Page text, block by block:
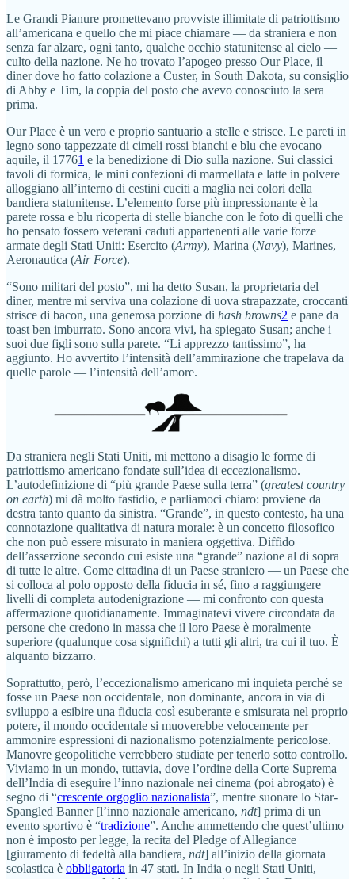
Le Grandi Pianure promettevano provviste illimitate di patriottismo
all’americana e quello che mi piace chiamare — da straniera e non
senza far alzare, ogni tanto, qualche occhio statunitense al cielo —
culto della nazione. Ne ho trovato l’apogeo presso Our Place, il
diner dove ho fatto colazione a Custer, in South Dakota, su consiglio
di Abby e Tim, la coppia del posto che avevo conosciuto la sera
prima.
Our Place è un vero e proprio santuario a stelle e strisce. Le pareti in
legno sono tappezzate di cimeli rossi bianchi e blu che evocano
aquile, il 17761 e la benedizione di Dio sulla nazione. Sui classici
tavoli di formica, le mini confezioni di marmellata e latte in polvere
alloggiano all’interno di cestini cuciti a maglia nei colori della
bandiera statunitense. L’elemento forse più impressionante è la
parete rossa e blu ricoperta di stelle bianche con le foto di quelli che
ho pensato fossero veterani caduti appartenenti alle varie forze
armate degli Stati Uniti: Esercito (Army), Marina (Navy), Marines,
Aeronautica (Air Force).
“Sono militari del posto”, mi ha detto Susan, la proprietaria del
diner, mentre mi serviva una colazione di uova strapazzate, croccanti
strisce di bacon, una generosa porzione di hash browns2 e pane da
toast ben imburrato. Sono ancora vivi, ha spiegato Susan; anche i
suoi due figli sono sulla parete. “Li apprezzo tantissimo”, ha
aggiunto. Ho avvertito l’intensità dell’ammirazione che trapelava da
quelle parole — l’intensità dell’amore.
Da straniera negli Stati Uniti, mi mettono a disagio le forme di
patriottismo americano fondate sull’idea di eccezionalismo.
L’autodefinizione di “più grande Paese sulla terra” (greatest country
on earth) mi dà molto fastidio, e parliamoci chiaro: proviene da
destra tanto quanto da sinistra. “Grande”, in questo contesto, ha una
connotazione qualitativa di natura morale: è un concetto filosofico
che non può essere misurato in maniera oggettiva. Diffido
dell’asserzione secondo cui esiste una “grande” nazione al di sopra
di tutte le altre. Come cittadina di un Paese straniero — un Paese che
si colloca al polo opposto della fiducia in sé, fino a raggiungere
livelli di completa autodenigrazione — mi confronto con questa
affermazione quotidianamente. Immaginatevi vivere circondata da
persone che credono in massa che il loro Paese è moralmente
superiore (qualunque cosa significhi) a tutti gli altri, tra cui il tuo. È
alquanto bizzarro.
Soprattutto, però, l’eccezionalismo americano mi inquieta perché se
fosse un Paese non occidentale, non dominante, ancora in via di
sviluppo a esibire una fiducia così esuberante e smisurata nel proprio
potere, il mondo occidentale si muoverebbe velocemente per
ammonire espressioni di nazionalismo potenzialmente pericolose.
Manovre geopolitiche verrebbero studiate per tenerlo sotto controllo.
Viviamo in un mondo, tuttavia, dove l’ordine della Corte Suprema
dell’India di eseguire l’inno nazionale nei cinema (poi abrogato) è
segno di “crescente orgoglio nazionalista”, mentre suonare lo Star-
Spangled Banner [l’inno nazionale americano, ndt] prima di un
evento sportivo è “tradizione”. Anche ammettendo che quest’ultimo
non è imposto per legge, la recita del Pledge of Allegiance
[giuramento di fedeltà alla bandiera, ndt] all’inizio della giornata
scolastica è obbligatoria in 47 stati. In India o negli Stati Uniti,